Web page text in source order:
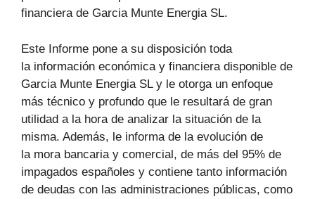
financiera de Garcia Munte Energia SL.
Este Informe pone a su disposición toda
la información económica y financiera disponible de
Garcia Munte Energia SL y le otorga un enfoque
más técnico y profundo que le resultará de gran
utilidad a la hora de analizar la situación de la
misma. Además, le informa de la evolución de
la mora bancaria y comercial, de más del 95% de
impagados españoles y contiene tanto información
de deudas con las administraciones públicas, como